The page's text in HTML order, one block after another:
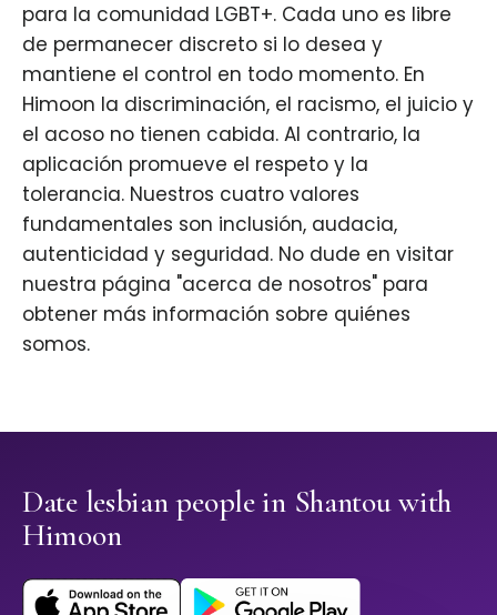
para la comunidad LGBT+. Cada uno es libre
de permanecer discreto si lo desea y
mantiene el control en todo momento. En
Himoon la discriminación, el racismo, el juicio y
el acoso no tienen cabida. Al contrario, la
aplicación promueve el respeto y la
tolerancia. Nuestros cuatro valores
fundamentales son inclusión, audacia,
autenticidad y seguridad. No dude en visitar
nuestra página "acerca de nosotros" para
obtener más información sobre quiénes
somos.
Date lesbian people in Shantou with
Himoon